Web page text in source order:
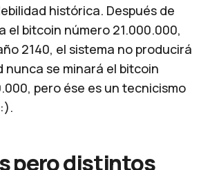
histórica. Después de
el bitcoin número 21.000.000,
2140, el sistema no producirá
nunca se minará el bitcoin
pero ése es un tecnicismo
pero distintos